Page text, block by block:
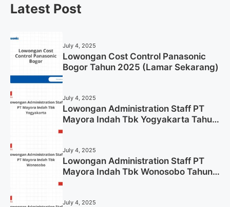
Latest Post
July 4, 2025
Lowongan Cost Control Panasonic
Bogor Tahun 2025 (Lamar Sekarang)
July 4, 2025
Lowongan Administration Staff PT
Mayora Indah Tbk Yogyakarta Tahun
July 4, 2025
Lowongan Administration Staff PT
Mayora Indah Tbk Wonosobo Tahun
July 4, 2025